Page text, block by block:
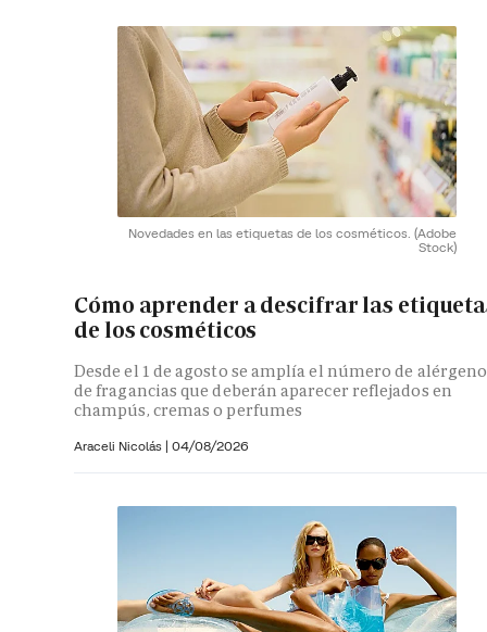
Novedades en las etiquetas de los cosméticos. (Adobe
Stock)
Cómo aprender a descifrar las
de los cosméticos
Desde el 1 de agosto se amplía el número de
de fragancias que deberán aparecer reflejados en
champús, cremas o perfumes
Araceli Nicolás | 04/08/2026